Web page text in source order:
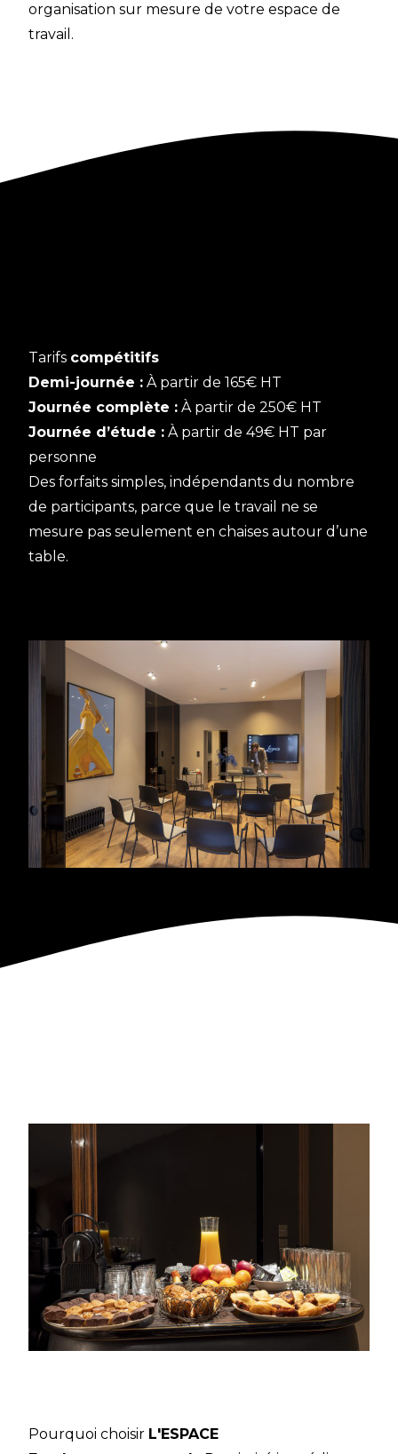
organisation sur mesure de votre espace de
travail.
Tarifs compétitifs
Demi-journée : À partir de 165€ HT
Journée complète : À partir de 250€ HT
Journée d’étude : À partir de 49€ HT par
personne
Des forfaits simples, indépendants du nombre
de participants, parce que le travail ne se
mesure pas seulement en chaises autour d’une
table.
Pourquoi choisir L'ESPACE